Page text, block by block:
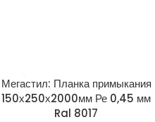
Мегастил: Планка примыкания
150х250х2000мм Ре 0,45 мм
Ral 8017